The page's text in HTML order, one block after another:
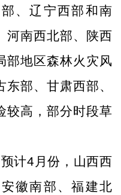
、辽宁西部和南
河南西北部、陕西
部地区森林火灾风
部、甘肃西部、
较高，部分时段草
计4 月份，山西西
徽南部、福建北